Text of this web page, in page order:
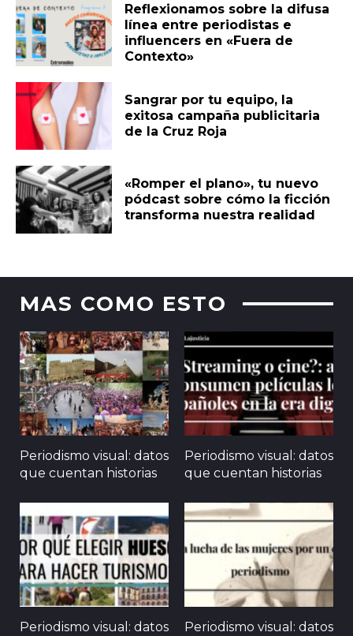
Reflexionamos sobre la difusa
línea entre periodistas e
influencers en «Fuera de
Contexto»
Sangrar por tu equipo, la
exitosa campaña publicitaria
de la Cruz Roja
«Romper el plano», tu nuevo
pódcast sobre cómo la ficción
transforma nuestra realidad
MAS COMO ESTO
Periodismo visual: datos
que cuentan historias
Periodismo visual: datos
que cuentan historias
Periodismo visual: datos
Periodismo visual: datos